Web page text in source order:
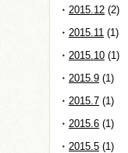
2015.12 (2)
2015.11 (1)
2015.10 (1)
2015.9 (1)
2015.7 (1)
2015.6 (1)
2015.5 (1)